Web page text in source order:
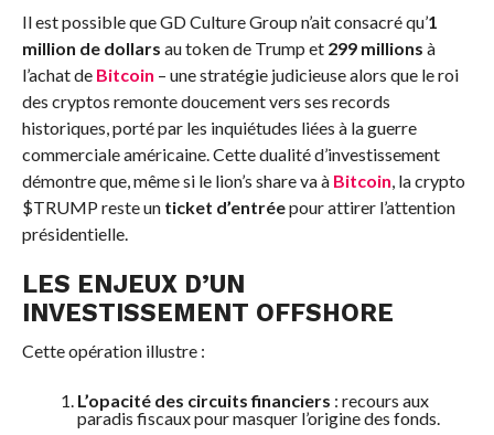
Il est possible que GD Culture Group n’ait consacré qu’1
million de dollars au token de Trump et 299 millions à
l’achat de Bitcoin – une stratégie judicieuse alors que le roi
des cryptos remonte doucement vers ses records
historiques, porté par les inquiétudes liées à la guerre
commerciale américaine. Cette dualité d’investissement
démontre que, même si le lion’s share va à Bitcoin, la crypto
$TRUMP reste un ticket d’entréepour attirer l’attention
présidentielle.
LES ENJEUX D’UN
INVESTISSEMENT OFFSHORE
Cette opération illustre :
L’opacité des circuits financiers : recours aux
paradis fiscaux pour masquer l’origine des fonds.